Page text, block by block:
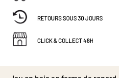
RETOURS SOUS 30 JOURS
CLICK & COLLECT 48H